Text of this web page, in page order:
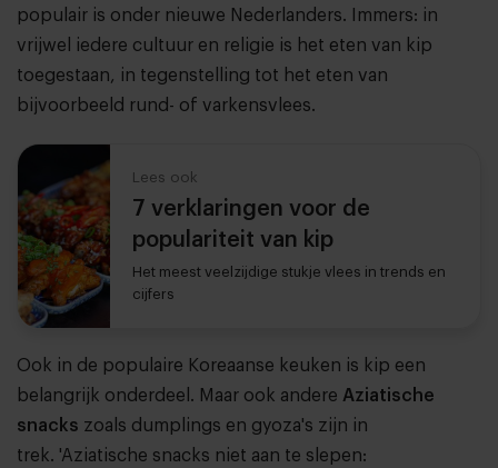
populair is onder nieuwe Nederlanders. Immers: in
vrijwel iedere cultuur en religie is het eten van kip
toegestaan, in tegenstelling tot het eten van
bijvoorbeeld rund- of varkensvlees.
Lees ook
7 verklaringen voor de
populariteit van kip
Het meest veelzijdige stukje vlees in trends en
cijfers
Ook in de populaire Koreaanse keuken is kip een
belangrijk onderdeel. Maar ook andere Aziatische
snacks zoals dumplings en gyoza's zijn in
trek. 'Aziatische snacks niet aan te slepen: